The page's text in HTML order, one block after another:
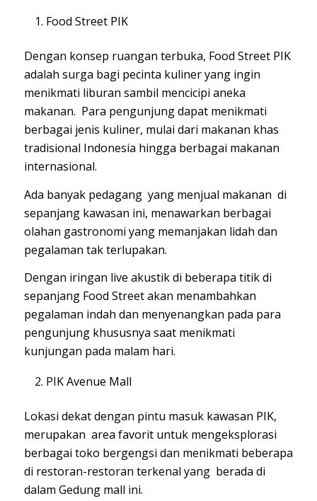
Food Street PIK
Dengan konsep ruangan terbuka, Food Street PIK
adalah surga bagi pecinta kuliner yang ingin
menikmati liburan sambil mencicipi aneka
makanan. Para pengunjung dapat menikmati
berbagai jenis kuliner, mulai dari makanan khas
tradisional Indonesia hingga berbagai makanan
internasional.
Ada banyak pedagang yang menjual makanan di
sepanjang kawasan ini, menawarkan berbagai
olahan gastronomi yang memanjakan lidah dan
pegalaman tak terlupakan.
Dengan iringan live akustik di beberapa titik di
sepanjang Food Street akan menambahkan
pegalaman indah dan menyenangkan pada para
pengunjung khususnya saat menikmati
kunjungan pada malam hari.
PIK Avenue Mall
Lokasi dekat dengan pintu masuk kawasan PIK,
merupakan area favorit untuk mengeksplorasi
berbagai toko bergengsi dan menikmati beberapa
di restoran-restoran terkenal yang berada di
dalam Gedung mall ini.